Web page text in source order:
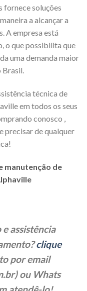
soluções
a alcançar a
A empresa está
o que possibilita que
uma demanda maior
Brasil.
técnica de
em todos os seus
conosco ,
precisar de qualquer
manutenção de
assistência
clique
por email
ou Whats